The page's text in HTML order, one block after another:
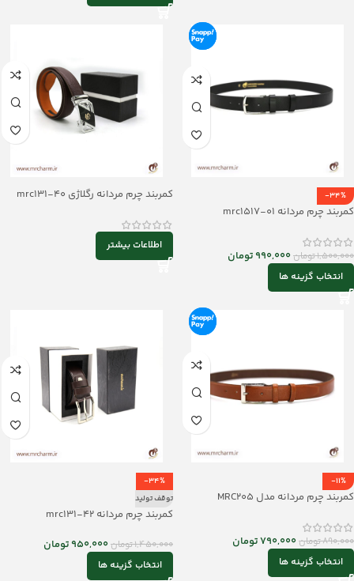
-34%
کمربند چرم مردانه mrc1517-01
1,500,000تومان990,000تومان
انتخاب گزینه ها
کمربند چرم مردانه رگلاژی mrc131-40
اطلاعات بیشتر
-11%
کمربند چرم مردانه مدل MRC205
890,000تومان790,000تومان
انتخاب گزینه ها
-34%
توقف تولید
کمربند چرم مردانه mrc131-42
1,450,000تومان950,000تومان
انتخاب گزینه ها